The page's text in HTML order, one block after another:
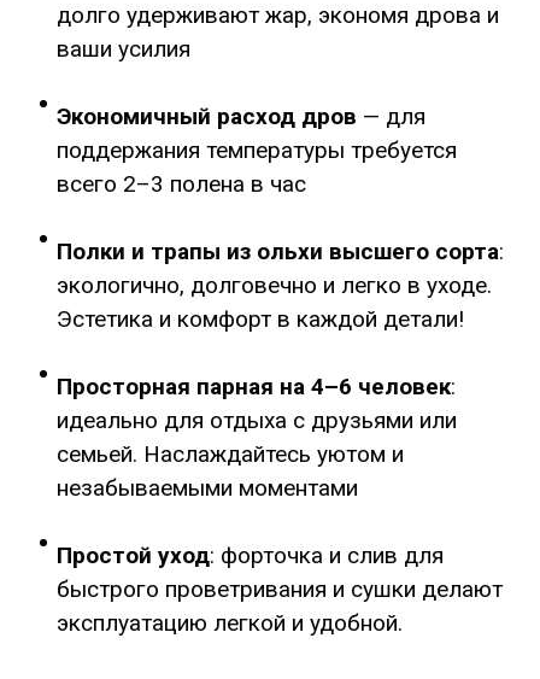
долго удерживают жар, экономя дрова и
ваши усилия
Экономичный расход дров — для
поддержания температуры требуется
всего 2–3 полена в час
Полки и трапы из ольхи высшего сорта:
экологично, долговечно и легко в уходе.
Эстетика и комфорт в каждой детали!
Просторная парная на 4–6 человек:
идеально для отдыха с друзьями или
семьей. Наслаждайтесь уютом и
незабываемыми моментами
Простой уход: форточка и слив для
быстрого проветривания и сушки делают
эксплуатацию легкой и удобной.